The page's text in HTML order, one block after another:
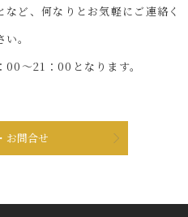
ど、何なりとお気軽にご連絡く
。
～21：00となります。
お問合せ